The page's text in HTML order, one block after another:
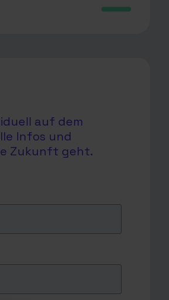
auf dem
Infos und
Zukunft geht.